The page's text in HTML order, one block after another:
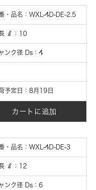
・品名： WXL-4D-DE-2.5
ℓ ： 10
ンク径 Ds ： 4
予定日： 8月19日
カートに追加
・品名： WXL-4D-DE-3
ℓ ： 12
ンク径 Ds ： 6